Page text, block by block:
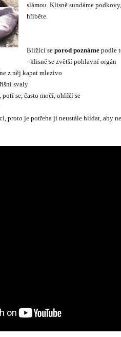
slámou. Klisně sundáme
hříběte.
Blížící se porod poznámepodle
- klisně se zvětší pohlavní orgán
z něj kapat mlezivo
svaly
potí se, často močí, ohlíží se
proto je potřeba ji neustále hlídat, aby